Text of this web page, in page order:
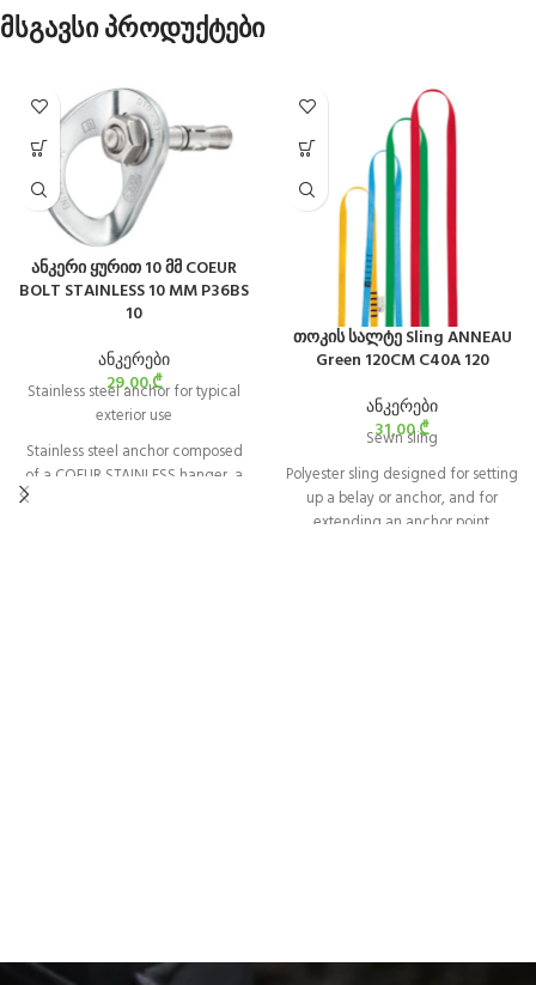
მსგავსი პროდუქტები
ანკერი ყურით 10 მმ COEUR
BOLT STAINLESS 10 MM P36BS
10
ანკერები
29,00₾
Stainless steel anchor for typical
exterior use
Stainless steel anchor composed
of a COEUR STAINLESS hanger, a
bolt, and a nut, and is designed for
თოკის სალტე Sling ANNEAU
Green 120CM C40A 120
ანკერები
31,00₾
Sewn sling
Polyester sling designed for setting
up a belay or anchor, and for
extending an anchor point.